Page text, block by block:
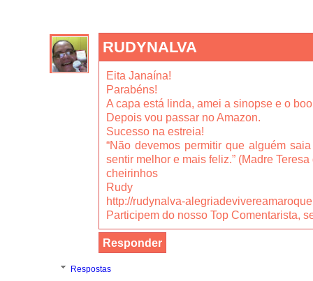
RUDYNALVA
Eita Janaína!
Parabéns!
A capa está linda, amei a sinopse e o
Depois vou passar no Amazon.
Sucesso na estreia!
“Não devemos permitir que alguém
sentir melhor e mais feliz.” (Madre
cheirinhos
Rudy
http://rudynalva-
Participem do nosso Top Comentarista,
Responder
Respostas